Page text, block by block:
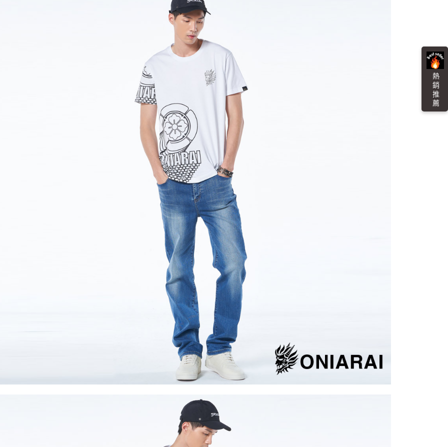
熱 銷 推 薦
2.透過簡訊連結打開帳單後，可選擇「超商條碼／台灣大直營門市／銀行轉
帳／街口支付／iPASS MONEY」等通路繳費。
【注意事項】
1.本服務係由「台灣大哥大股份有限公司」（以下簡稱本公司）所提供，讓
用戶於交易時，得透過本服務購買商品或服務，並由商店將買賣／分期付
款買賣價金債權讓與本公司後，依約使用本公司帳單繳交帳款。
2.基於同意付款使用「大哥付你分期」之契約關係目的，商店將以您的個人
資料（包含姓名、電話或地址）提供予台灣大哥大進項蒐集、處理及利
用，由本公司與您本人進行分期帳單所需資料之確認、核對及更正。
3.完整用戶服務條款，請詳閱以下連結：
付」結帳頁面，進行簡訊認證並確認金額後，即可完成結帳。
２．訂單成立數日內，您將收到繳費通知簡訊。
３．收到繳費通知簡訊後14天內，點擊此簡訊中的連結，可透過四大超商
／ATM／網路銀行／等多元方式進行付款，方視為交易完成。
※ 請注意：結帳手續完成當下不需立刻繳費，但若您需要取消訂單，請聯
絡購買商品的店家。未經商家同意取消之訂單仍視為有效，需透過AFTEE
先享後付繳納相關費用。
※ 交易是否成功請以「AFTEE先享後付 」之結帳頁面顯示為準，若有關於
是否繳費成功／繳費後需取消欲退款等相關疑問，請聯繫「AFTEE先享後
付客戶支援中心」https://netprotections.freshdesk.com/support/home
１．透過由恩沛科技股份有限公司提供之「AFTEE先享後付」服務完成之
交易，需依本服務之必要範圍內提供個人資料，並將交易相關給付款項請
求債權轉讓予恩沛科技股份有限公司。
２．關於個人資料處理事宜，請瀏覽以下網址：
https://aftee.tw/terms/#terms3
３．未成年的使用者請事先徵得法定代理人或監護人之同意方可使用
「AFTEE先享後付」，若未經同意申辦者引起之損失，本公司不負相關責
４．使用「AFTEE先享後付」時，將依據個別帳號之用戶狀況，依本公司
即時審查核予不同之上限額度；若仍有額度不足之情形，本公司將視審查
結果請求用戶進行身份認證。
５．嚴禁一人註冊多個帳號或使用他人資訊註冊。若發現惡意使用之情
形，恩沛科技股份有限公司將有權停止該用戶之使用額度並採取法律行
動。
付款後全家取貨
每筆NT$80，滿NT$888(含以上)免運費
萊爾富取貨付款
每筆NT$60，滿NT$3,000(含以上)免運費
付款後萊爾富取貨
每筆NT$60，滿NT$3,000(含以上)免運費
7-11取貨付款
每筆NT$80，滿NT$3,000(含以上)免運費
付款後7-11取貨
每筆NT$80，滿NT$3,000(含以上)免運費
宅配
每筆NT$100，滿NT$3,000(含以上)免運費
海外配送